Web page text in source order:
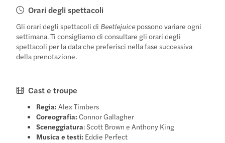
Orari degli spettacoli
Gli orari degli spettacoli di Beetlejuicepossono variare ogni
settimana. Ti consigliamo di consultare gli orari degli
spettacoli per la data che preferisci nella fase successiva
della prenotazione.
Cast e troupe
Regia: Alex Timbers
Coreografia: Connor Gallagher
Sceneggiatura: Scott Brown e Anthony King
Musica e testi: Eddie Perfect